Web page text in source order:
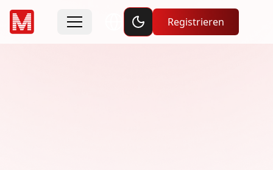
Toggle dark mode
Registrieren